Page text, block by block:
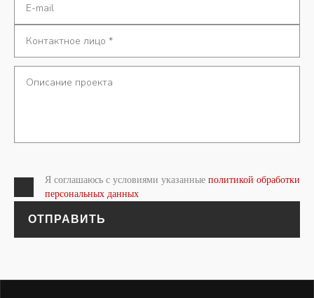
Я соглашаюсь с условиями указанные политикой обработки
персональных данных
ОТПРАВИТЬ